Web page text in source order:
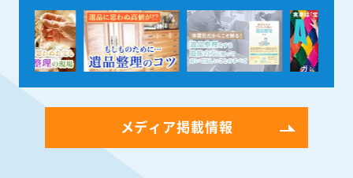
メディア掲載情報